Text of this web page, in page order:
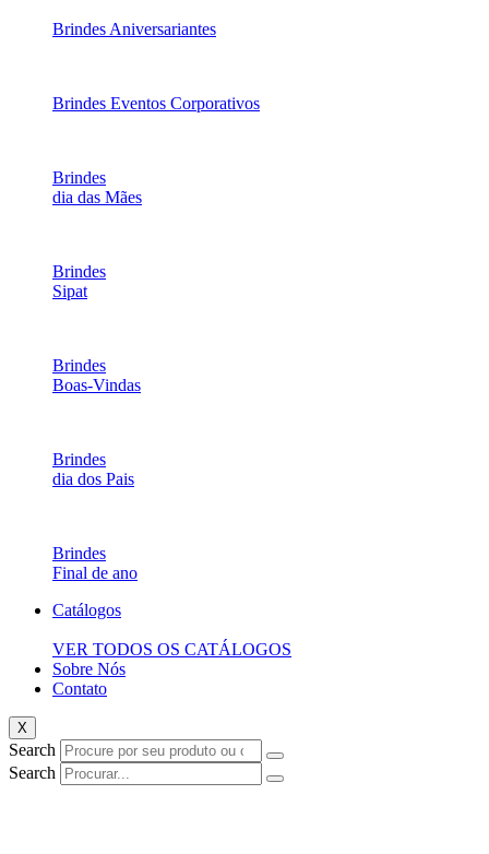
Brindes Aniversariantes
Brindes Eventos Corporativos
Brindes
dia das Mães
Brindes
Sipat
Brindes
Boas-Vindas
Brindes
dia dos Pais
Brindes
Final de ano
Catálogos
VER TODOS OS CATÁLOGOS
Sobre Nós
Contato
X
Search
Search